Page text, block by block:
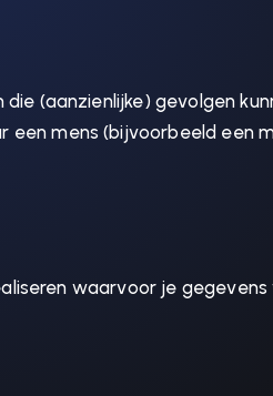
(aanzienlijke) gevolgen
mens (bijvoorbeeld een
waarvoor je